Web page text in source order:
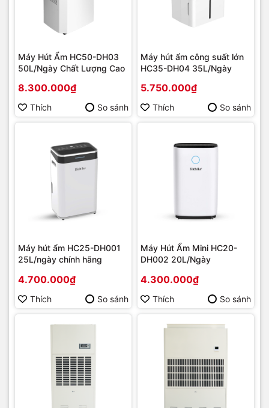
Máy Hút Ẩm HC50-DH03
50L/Ngày Chất Lượng Cao
8.300.000₫
Thích So sánh
Máy hút ẩm công suất lớn
HC35-DH04 35L/Ngày
5.750.000₫
Thích So sánh
Máy hút ẩm HC25-DH001
25L/ngày chính hãng
4.700.000₫
Thích So sánh
Máy Hút Ẩm Mini HC20-
DH002 20L/Ngày
4.300.000₫
Thích So sánh